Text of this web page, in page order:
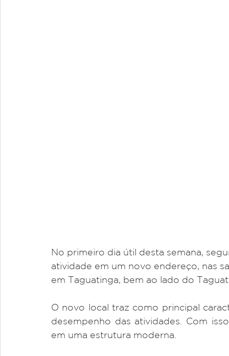
No primeiro dia útil desta semana,
atividade em um novo endereço, nas
em Taguatinga, bem ao lado do
O novo local traz como principal
desempenho das atividades. Com
em uma estrutura moderna.